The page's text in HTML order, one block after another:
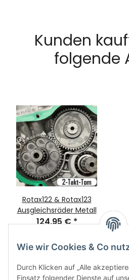
Kunden
folgende
Rotax122 & Rotax123
Ausgleichsräder Metall
124,95 €*
Wie wir Cookies & Co
Durch Klicken auf „Alle
Einsatz folgender Dienste auf